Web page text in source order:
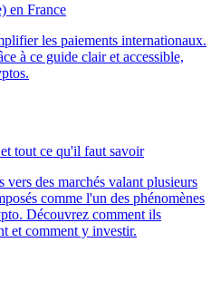
en France
les paiements internationaux.
à ce guide clair et accessible,
tout ce qu'il faut savoir
vers des marchés valant plusieurs
comme l'un des phénomènes
Découvrez comment ils
et comment y investir.